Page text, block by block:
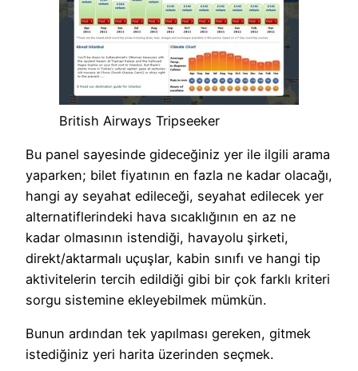
British Airways Tripseeker
Bu panel sayesinde gideceğiniz yer ile ilgili arama
yaparken; bilet fiyatının en fazla ne kadar olacağı,
hangi ay seyahat edileceği, seyahat edilecek yer
alternatiflerindeki hava sıcaklığının en az ne
kadar olmasının istendiği, havayolu şirketi,
direkt/aktarmalı uçuşlar, kabin sınıfı ve hangi tip
aktivitelerin tercih edildiği gibi bir çok farklı kriteri
sorgu sistemine ekleyebilmek mümkün.
Bunun ardından tek yapılması gereken, gitmek
istediğiniz yeri harita üzerinden seçmek.